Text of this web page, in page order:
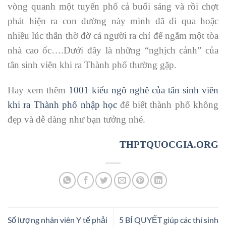
vòng quanh một tuyến phố cả buổi sáng và rồi chợt
phát hiện ra con đường này mình đã đi qua hoặc
nhiều lúc thẫn thờ đờ cả người ra chỉ để ngắm một tòa
nhà cao ốc….Dưới đây là những “nghịch cảnh” của
tân sinh viên khi ra Thành phố thường gặp.
Hay xem thêm 1001 kiểu ngô nghê của tân sinh viên
khi ra Thành phố nhập học để biết thành phố không
đẹp và dễ dàng như bạn tưởng nhé.
THPTQUOCGIA.ORG
Số lượng nhân viên Y tế phải
5 BÍ QUYẾT giúp các thí sinh